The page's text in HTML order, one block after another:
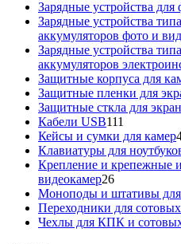
Зарядные устройства
Зарядные устройства
аккумуляторов фото и
Зарядные устройства
аккумуляторов
Защитные корпуса для
Защитные пленки для
Защитные сткла для
Кабели USB111
товаров
Кейсы и сумки для камер
Клавиатуры для
Крепление и крепежные
видеокамер2626
товаров
Моноподы и штативы
Переходники для
Чехлы для КПК и